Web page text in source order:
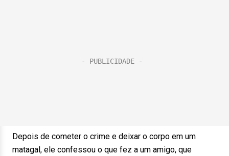
Depois de cometer o crime e deixar o corpo em um
matagal, ele confessou o que fez a um amigo, que